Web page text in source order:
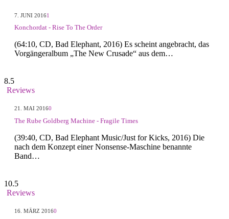
7. JUNI 20161
Konchordat - Rise To The Order
(64:10, CD, Bad Elephant, 2016) Es scheint angebracht, das
Vorgängeralbum „The New Crusade“ aus dem…
8.5
Reviews
21. MAI 20160
The Rube Goldberg Machine - Fragile Times
(39:40, CD, Bad Elephant Music/Just for Kicks, 2016) Die
nach dem Konzept einer Nonsense-Maschine benannte
Band…
10.5
Reviews
16. MÄRZ 20160